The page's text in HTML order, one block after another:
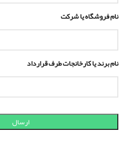
نام فروشگاه یا شرکت
نام برند یا کارخانجات طرف قرارداد